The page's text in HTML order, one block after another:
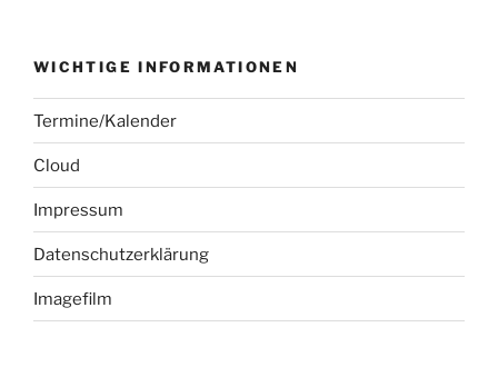
WICHTIGE INFORMATIONEN
Termine/Kalender
Cloud
Impressum
Datenschutzerklärung
Imagefilm